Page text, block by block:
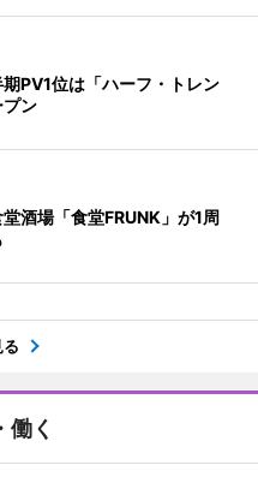
PV1位は「ハーフ・トレン
プン
酒場「食堂FRUNK」が1周
る
働く